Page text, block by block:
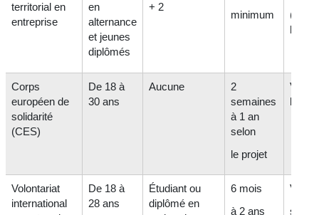
territorial en
entreprise
en
alternance
et jeunes
diplômés
+ 2
minimum
(+
Corps
européen de
solidarité
(CES)
De 18 à
30 ans
Aucune
2
semaines
à 1 an
selon
le projet
le
Volontariat
international
De 18 à
28 ans
Étudiant ou
diplômé en
6 mois
à 2 ans
selon